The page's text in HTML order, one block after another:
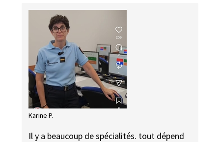
Karine P.
Il y a beaucoup de spécialités. tout dépend